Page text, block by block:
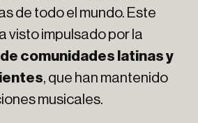
de todo el mundo. Este
visto impulsado por la
comunidades latinas y
, que han mantenido
musicales.